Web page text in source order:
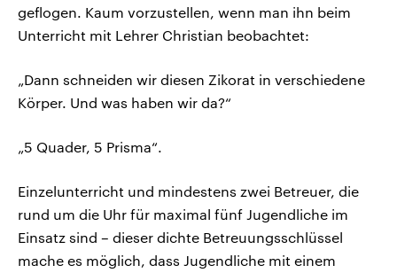
geflogen. Kaum vorzustellen, wenn man ihn beim
Unterricht mit Lehrer Christian beobachtet:
„Dann schneiden wir diesen Zikorat in verschiedene
Körper. Und was haben wir da?“
„5 Quader, 5 Prisma“.
Einzelunterricht und mindestens zwei Betreuer, die
rund um die Uhr für maximal fünf Jugendliche im
Einsatz sind – dieser dichte Betreuungsschlüssel
mache es möglich, dass Jugendliche mit einem